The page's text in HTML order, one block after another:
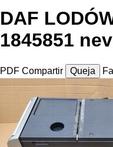
DAF
1845851
PDF Compartir Queja